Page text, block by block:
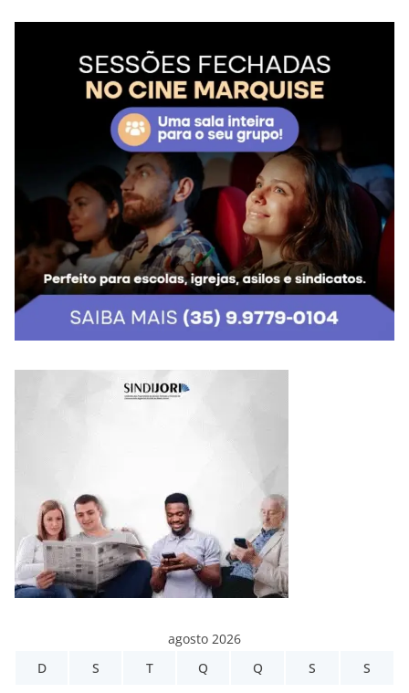
agosto 2026
D
S T Q Q S S